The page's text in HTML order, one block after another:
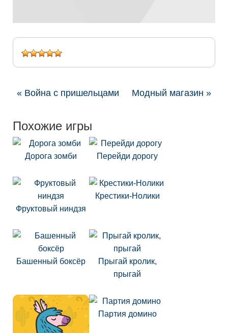
« Война с пришельцами Модный магазин »
Похожие игры
Дорога зомби Перейди дорогу
Фруктовый ниндзя
Крестики-Нолики
Башенный боксёр
Прыгай кролик,
прыгай
Партия домино